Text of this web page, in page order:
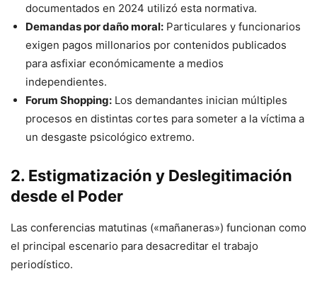
documentados en 2024 utilizó esta normativa.
Demandas por daño moral: Particulares y funcionarios
exigen pagos millonarios por contenidos publicados
para asfixiar económicamente a medios
independientes.
Forum Shopping: Los demandantes inician múltiples
procesos en distintas cortes para someter a la víctima a
un desgaste psicológico extremo.
2. Estigmatización y Deslegitimación
desde el Poder
Las conferencias matutinas («mañaneras») funcionan como
el principal escenario para desacreditar el trabajo
periodístico.